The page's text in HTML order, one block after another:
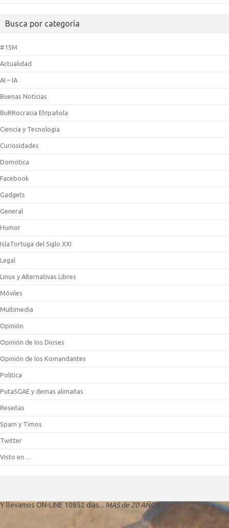
Busca por categoría
#15M
Actualidad
AI – IA
Buenas Noticias
BuRRocracia Eh!pañola
Ciencia y Tecnologia
Curiosidades
Domotica
Facebook
Gadgets
General
Humor
IslaTortuga del Siglo XXI
Legal
Linux y Alternativas Libres
Móviles
Multimedia
Opinión
Opinión de los Dioses
Opinión de los Komandantes
Politica
PutaSGAE y demas alimañas
Reseñas
Spam y Timos
Twitter
Visto en …
Y llevamos ON-LINE 10852 días... MAS de 20 AÑOS